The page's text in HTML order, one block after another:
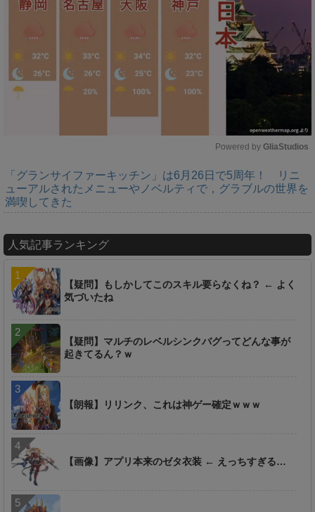
M
u
Powered by GliaStudios
「グランサイファーキッチン」は6月26日で5周年！ リニ
ューアルされたメニューやノベルティで，グラブルの世界を
満喫してきた
人気記事ランキング
【疑問】もしかしてこのスキル要らなくね？ ← よく
気づいたね
【疑問】マルチのレベルシンクバグってどんな事が
起きてるん？ｗ
【朗報】リリンク、これは神ゲー確定ｗｗｗ
【画像】アプリ本来のゼタ衣装 ← えっちすぎる…